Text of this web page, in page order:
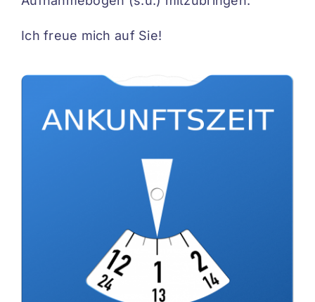
Ich freue mich auf Sie!